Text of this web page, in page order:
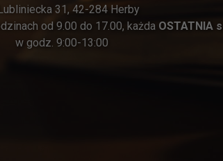
31, 42-284 Herby
od 9.00 do 17.00, każdaOSTATNIA
godz. 9:00-13:00